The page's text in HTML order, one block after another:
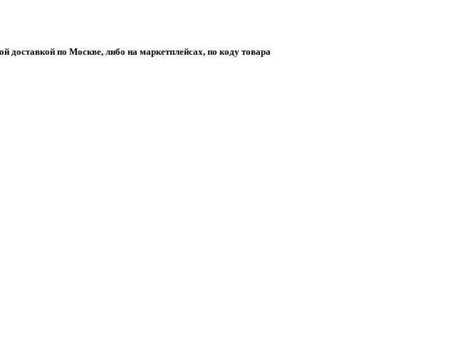
доставкой по Москве, либо на маркетплейсах, по коду товара